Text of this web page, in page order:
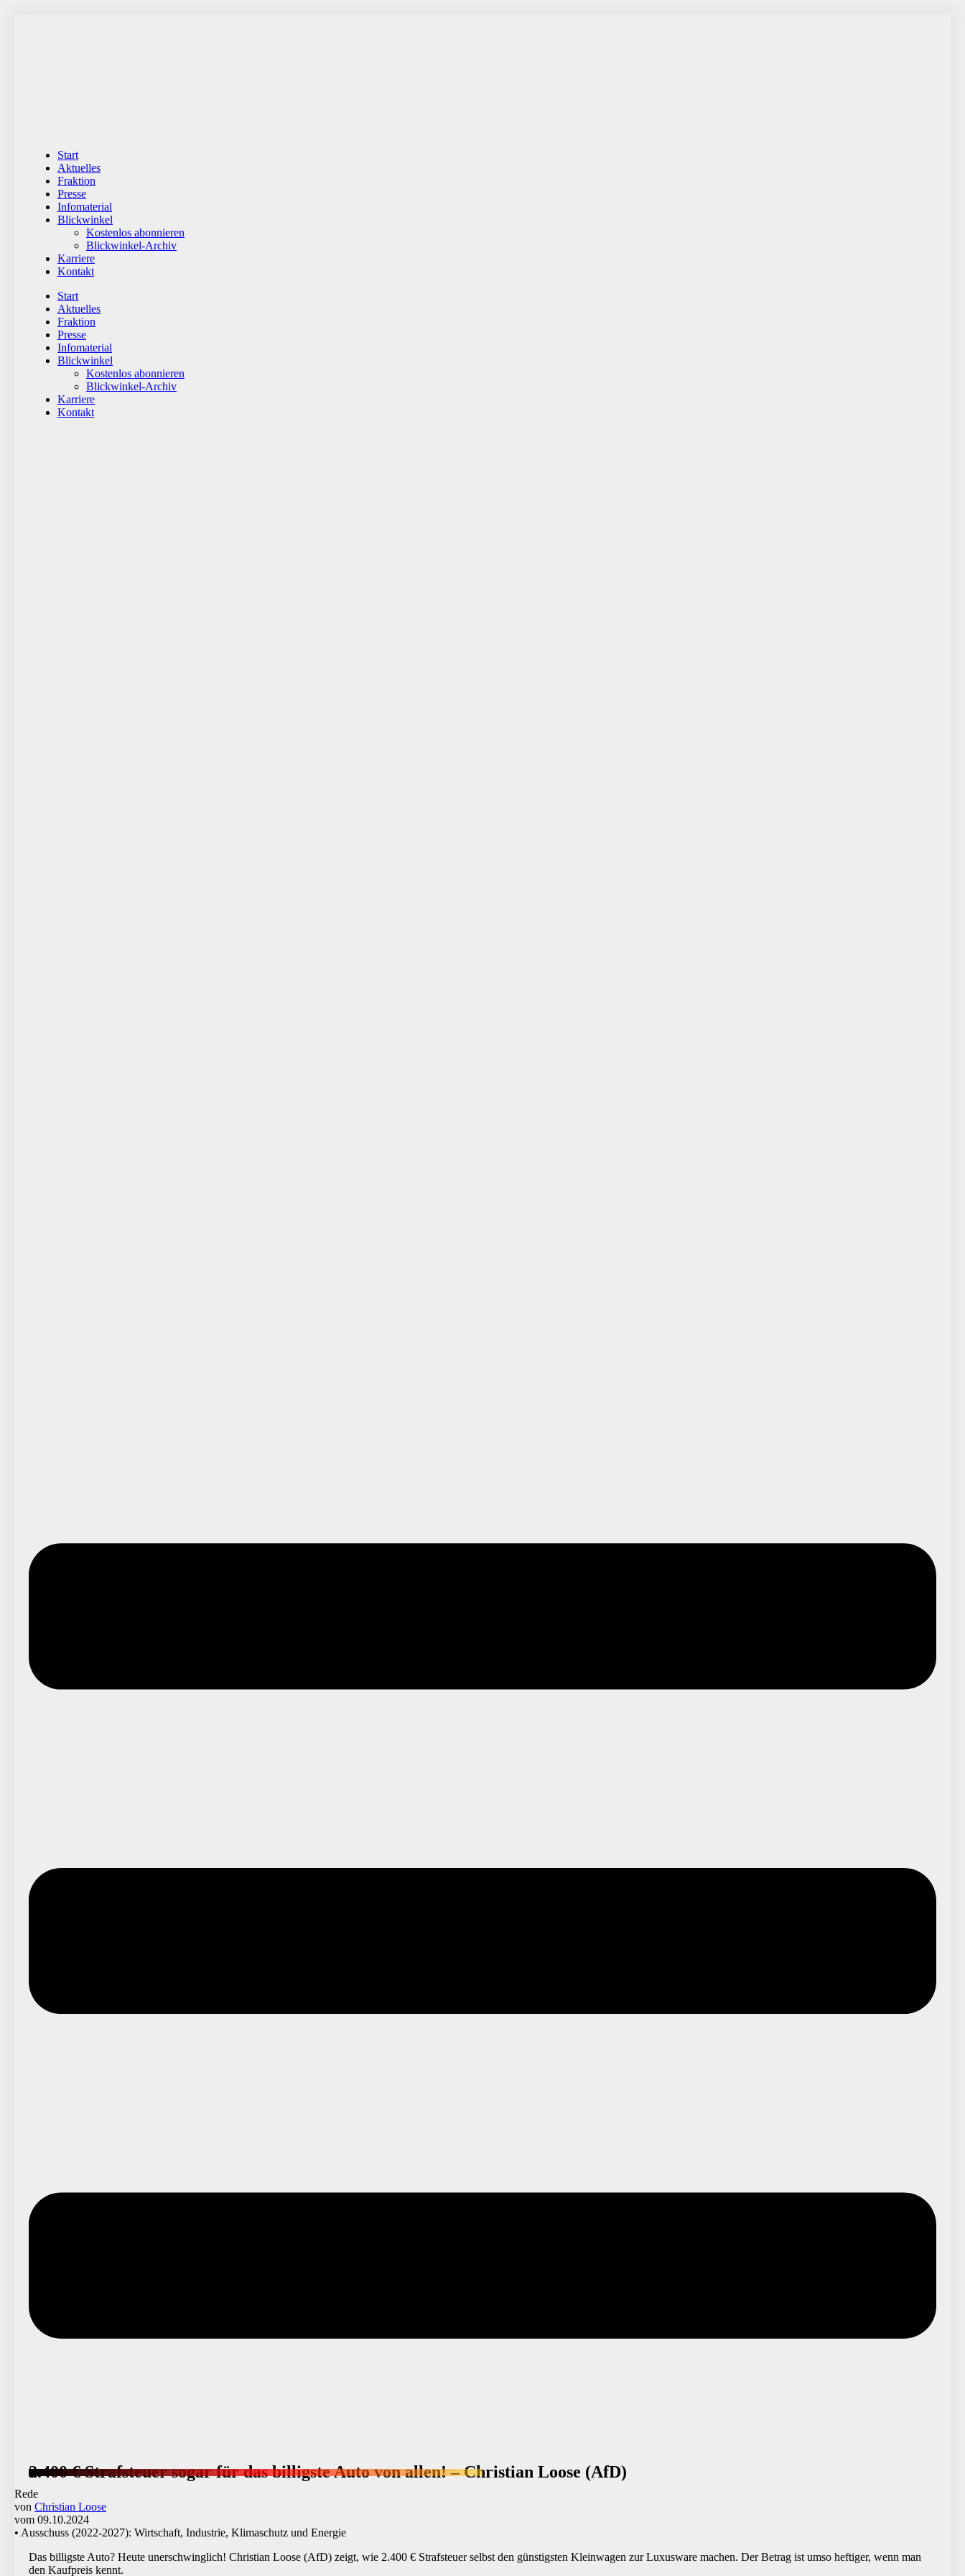
Start
Aktuelles
Fraktion
Presse
Infomaterial
Blickwinkel
Kostenlos abonnieren
Blickwinkel-Archiv
Karriere
Kontakt
Start
Aktuelles
Fraktion
Presse
Infomaterial
Blickwinkel
Kostenlos abonnieren
Blickwinkel-Archiv
Karriere
Kontakt
2.400 € Strafsteuer sogar für das billigste Auto von allen! – Christian Loose (AfD)
Rede
von Christian Loose
vom 09.10.2024
• Ausschuss (2022-2027): Wirtschaft, Industrie, Klimaschutz und Energie
Das billigste Auto? Heute unerschwinglich! Christian Loose (AfD) zeigt, wie 2.400 € Strafsteuer selbst den günstigsten Kleinwagen zur Luxusware machen. Der Betrag ist umso heftiger, wenn man
den Kaufpreis kennt.